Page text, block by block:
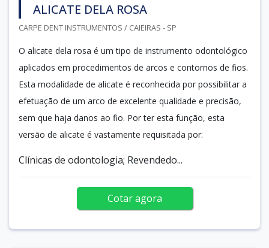
ALICATE DELA ROSA
CARPE DENT INSTRUMENTOS / CAIEIRAS - SP
O alicate dela rosa é um tipo de instrumento odontológico
aplicados em procedimentos de arcos e contornos de fios.
Esta modalidade de alicate é reconhecida por possibilitar a
efetuação de um arco de excelente qualidade e precisão,
sem que haja danos ao fio. Por ter esta função, esta
versão de alicate é vastamente requisitada por:
Clínicas de odontologia; Revendedo...
Cotar agora